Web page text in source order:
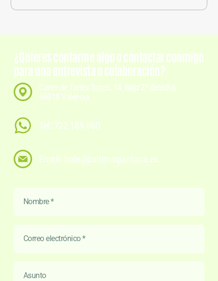
¿Quieres contarme algo o contactar conmigo
para una entrevista o colaboración?
Carrer de Torres Torres, 14, bajo 2º derecha,
46018 Valencia
Tel: 722 189 860
Email: hola@palomaquintana.es